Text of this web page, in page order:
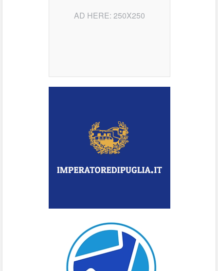
AD HERE: 250X250